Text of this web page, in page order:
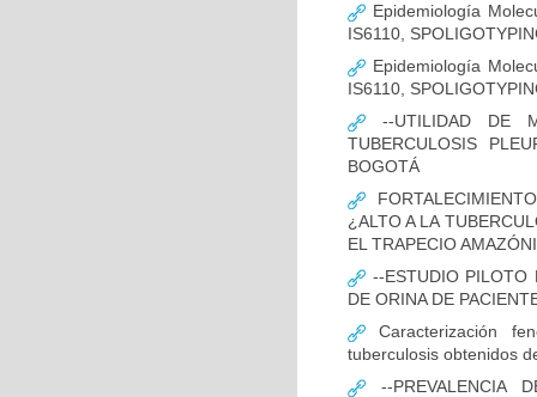
Epidemiología
IS6110,
Epidemiología
IS6110,
--UTILIDAD DE
TUBERCULOSIS
BOGOTÁ
¿ALTO A LA
EL TRAPECIO
--ESTUDIO PILOTO
DE ORINA DE
Caracterización
tuberculosis obtenidos
--PREVALENCIA